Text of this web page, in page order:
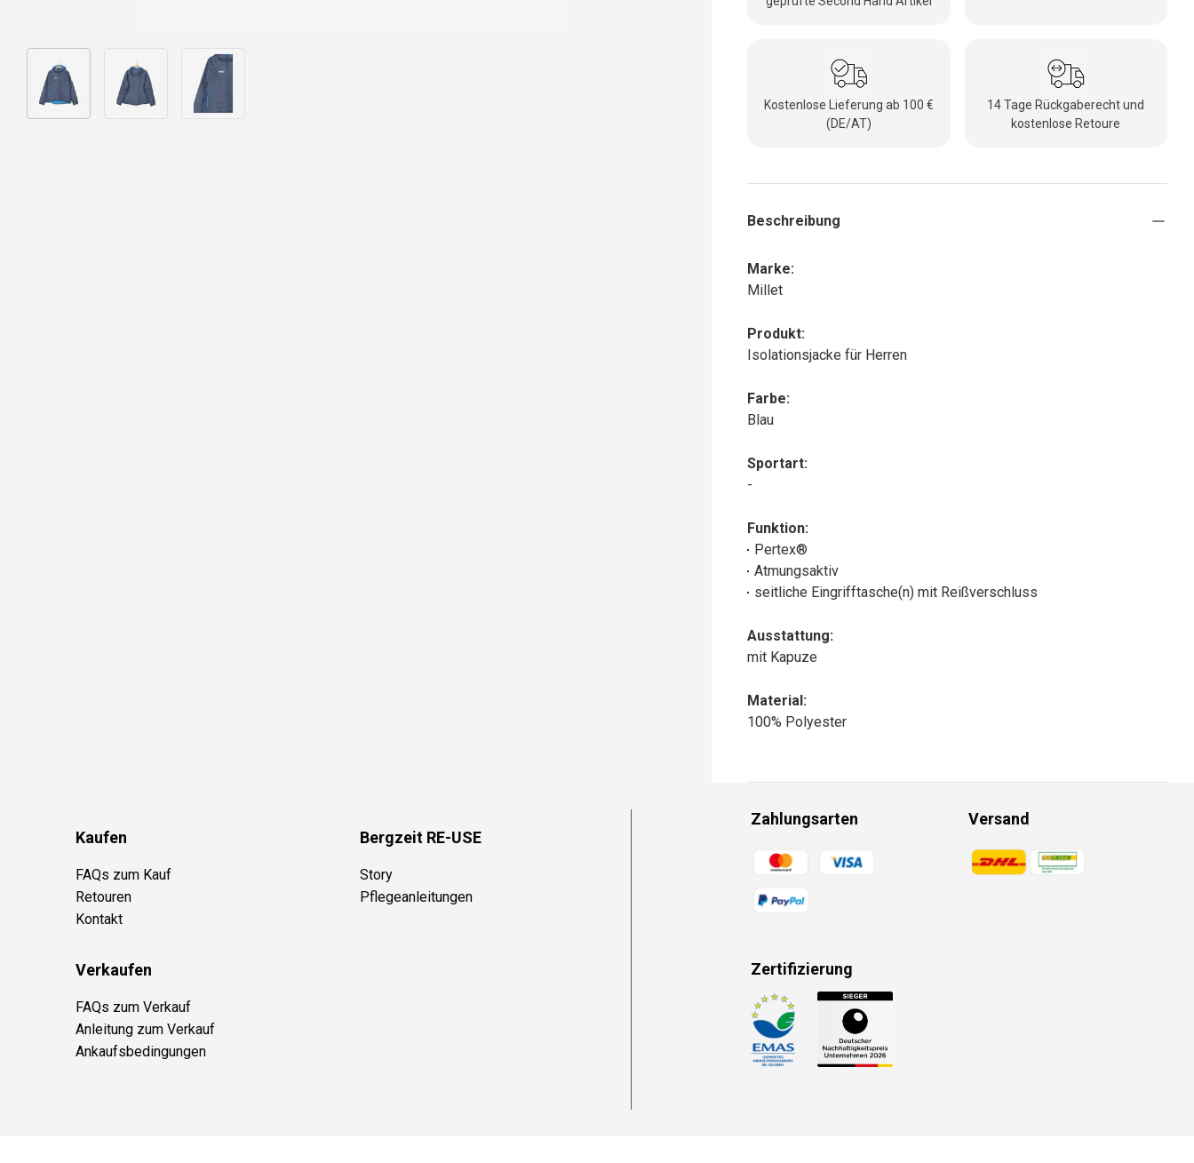
Bild 1 in Galerieansicht laden
Kostenlose Lieferung ab 100 €
(DE/AT)
14 Tage Rückgaberecht und
kostenlose Retoure
Beschreibung
Marke:
Millet
Produkt:
Isolationsjacke für Herren
Farbe:
Blau
Sportart:
-
Funktion:
Pertex®
Atmungsaktiv
seitliche Eingrifftasche(n) mit Reißverschluss
Ausstattung:
mit Kapuze
Material:
100% Polyester
Kaufen
FAQs zum Kauf
Retouren
Kontakt
Bergzeit RE-USE
Story
Pflegeanleitungen
Verkaufen
FAQs zum Verkauf
Anleitung zum Verkauf
Ankaufsbedingungen
Zahlungsarten
Zahlungsmethoden
Versand
Zahlungsmethoden
Zertifizierung
Zahlungsmethoden